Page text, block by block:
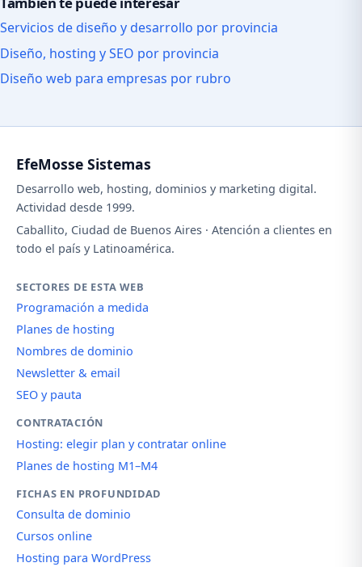
Servicios de diseño y desarrollo por provincia
Diseño, hosting y SEO por provincia
Diseño web para empresas por rubro
EfeMosse Sistemas
Desarrollo web, hosting, dominios y marketing digital.
Actividad desde 1999.
Caballito, Ciudad de Buenos Aires · Atención a clientes en
todo el país y Latinoamérica.
SECTORES DE ESTA WEB
Programación a medida
Planes de hosting
Nombres de dominio
Newsletter & email
SEO y pauta
CONTRATACIÓN
Hosting: elegir plan y contratar online
Planes de hosting M1–M4
FICHAS EN PROFUNDIDAD
Consulta de dominio
Cursos online
Hosting para WordPress